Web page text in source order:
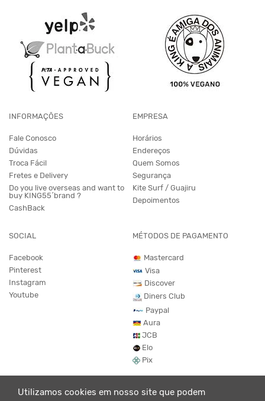
Utilizamos cookies em nosso site que podem
INFORMAÇÕES
Fale Conosco
Dúvidas
Troca Fácil
Fretes e Delivery
Do you live overseas and want to
buy KING55´brand ?
CashBack
EMPRESA
Horários
Endereços
Quem Somos
Segurança
Kite Surf / Guajiru
Depoimentos
SOCIAL
Facebook
Pinterest
Instagram
Youtube
MÉTODOS DE PAGAMENTO
Mastercard
Visa
Discover
Diners Club
Paypal
Aura
JCB
Elo
Pix